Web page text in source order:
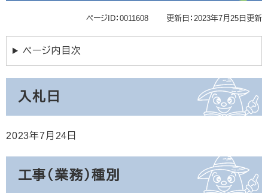
ページID：0011608 更新日：2023年7月25日更新
ページ内目次
入札日
2023年7月24日
工事（業務）種別